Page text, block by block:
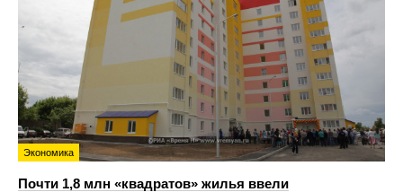
Экономика
Почти 1,8 млн «квадратов» жилья ввели